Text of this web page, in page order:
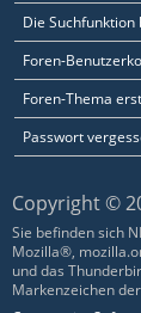
Die Suchfunktion
Foren-
Foren-Thema
Passwort
Copyright ©
Sie befinden sich
Mozilla®,
und das
Markenzeichen